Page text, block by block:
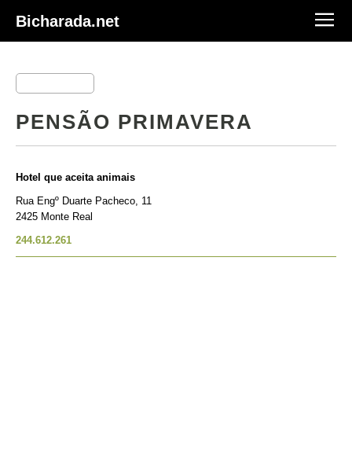
Bicharada.net
PENSÃO PRIMAVERA
Hotel que aceita animais
Rua Engº Duarte Pacheco, 11
2425 Monte Real
244.612.261